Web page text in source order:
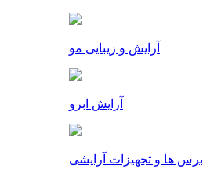
آرایش و زیبایی مو
آرایش ابرو
برس ها و تجهیزات آرایشی